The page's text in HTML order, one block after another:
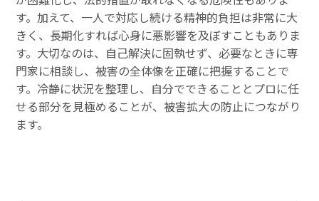
す。加えて、一人で対応し続ける精神的負担は非常に大
きく、長期化すれば心身に悪影響を及ぼすこともありま
す。大切なのは、自己解決に固執せず、必要なときに専
門家に相談し、被害の全体像を正確に把握することで
す。冷静に状況を整理し、自分でできることとプロに任
せる部分を見極めることが、被害拡大の防止につながり
ます。